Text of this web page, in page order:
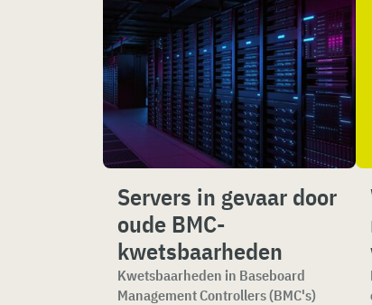
Servers in gevaar door
oude BMC-
kwetsbaarheden
Kwetsbaarheden in Baseboard
Management Controllers (BMC's)